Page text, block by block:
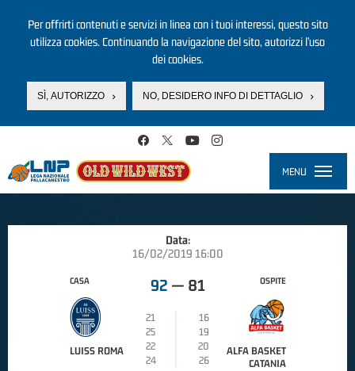
Per offrirti contenuti e servizi in linea con i tuoi interessi, questo sito
utilizza cookies. Continuando la navigazione del sito, autorizzi l’uso
dei cookies.
SÌ, AUTORIZZO NO, DESIDERO INFO DI DETTAGLIO
MENU
Data:
16/02/2019 16:00
CASA
LUISS ROMA
92 — 81
21
16
25
19
22
20
24
26
OSPITE
ALFA BASKET
CATANIA